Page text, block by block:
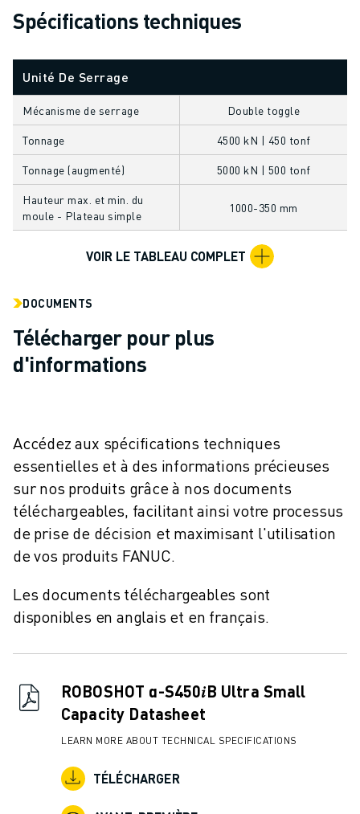
SOLUTIONS POUR LES INDUSTRIES
WORLDSKILLS ET JEUNES TALENTS
ACTUALITÉS ET MÉDIAS
EVÉNEMENTS
ÉVÉNEMENTS ÉDUCATIFS
A PROPOS DE FANUC
A PROPOS DE FANUC
CARRIÈRE
REJOIGNEZ-NOUS
CONTACT
Spécifications techniques
Unité De Serrage
Mécanisme de serrage Double toggle
Tonnage 4500 kN | 450 tonf
Tonnage (augmenté) 5000 kN | 500 tonf
Hauteur max. et min. du
moule - Plateau simple
1000-350 mm
VOIR LE TABLEAU COMPLET
DOCUMENTS
Télécharger pour plus
d'informations
Accédez aux spécifications techniques
essentielles et à des informations précieuses
sur nos produits grâce à nos documents
téléchargeables, facilitant ainsi votre processus
de prise de décision et maximisant l'utilisation
de vos produits FANUC.
Les documents téléchargeables sont
disponibles en anglais et en français.
ROBOSHOT α-S450𝑖B Ultra Small
Capacity Datasheet
LEARN MORE ABOUT TECHNICAL SPECIFICATIONS
TÉLÉCHARGER